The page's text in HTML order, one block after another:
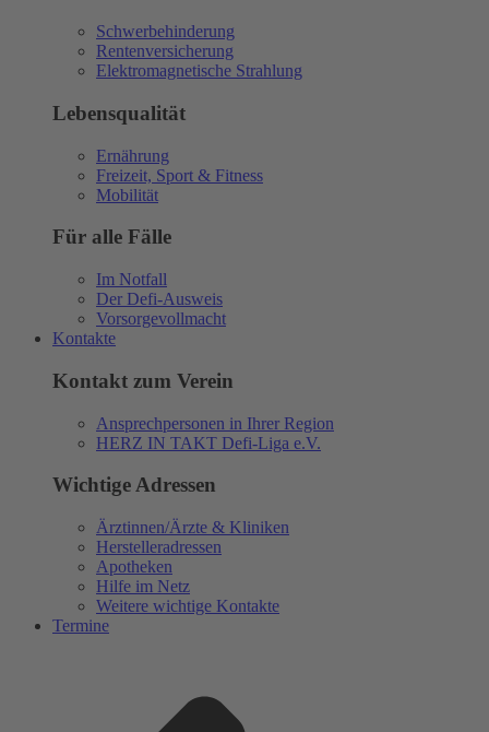
Schwerbehinderung
Rentenversicherung
Elektromagnetische Strahlung
Lebensqualität
Ernährung
Freizeit, Sport & Fitness
Mobilität
Für alle Fälle
Im Notfall
Der Defi-Ausweis
Vorsorgevollmacht
Kontakte
Kontakt zum Verein
Ansprechpersonen in Ihrer Region
HERZ IN TAKT Defi-Liga e.V.
Wichtige Adressen
Ärztinnen/Ärzte & Kliniken
Herstelleradressen
Apotheken
Hilfe im Netz
Weitere wichtige Kontakte
Termine